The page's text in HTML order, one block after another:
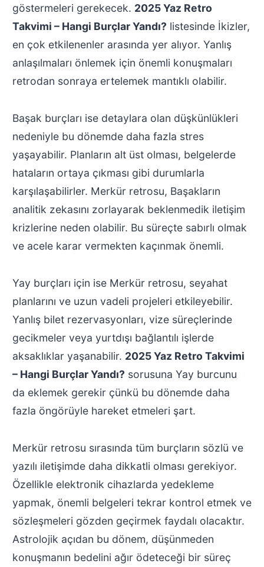
göstermeleri gerekecek. 2025 Yaz Retro
Takvimi – Hangi Burçlar Yandı? listesinde İkizler,
en çok etkilenenler arasında yer alıyor. Yanlış
anlaşılmaları önlemek için önemli konuşmaları
retrodan sonraya ertelemek mantıklı olabilir.
Başak burçları ise detaylara olan düşkünlükleri
nedeniyle bu dönemde daha fazla stres
yaşayabilir. Planların alt üst olması, belgelerde
hataların ortaya çıkması gibi durumlarla
karşılaşabilirler. Merkür retrosu, Başakların
analitik zekasını zorlayarak beklenmedik iletişim
krizlerine neden olabilir. Bu süreçte sabırlı olmak
ve acele karar vermekten kaçınmak önemli.
Yay burçları için ise Merkür retrosu, seyahat
planlarını ve uzun vadeli projeleri etkileyebilir.
Yanlış bilet rezervasyonları, vize süreçlerinde
gecikmeler veya yurtdışı bağlantılı işlerde
aksaklıklar yaşanabilir. 2025 Yaz Retro Takvimi
– Hangi Burçlar Yandı? sorusuna Yay burcunu
da eklemek gerekir çünkü bu dönemde daha
fazla öngörüyle hareket etmeleri şart.
Merkür retrosu sırasında tüm burçların sözlü ve
yazılı iletişimde daha dikkatli olması gerekiyor.
Özellikle elektronik cihazlarda yedekleme
yapmak, önemli belgeleri tekrar kontrol etmek ve
sözleşmeleri gözden geçirmek faydalı olacaktır.
Astrolojik açıdan bu dönem, düşünmeden
konuşmanın bedelini ağır ödeteceği bir süreç